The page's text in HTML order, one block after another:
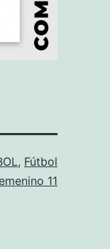
, Fútbol
11